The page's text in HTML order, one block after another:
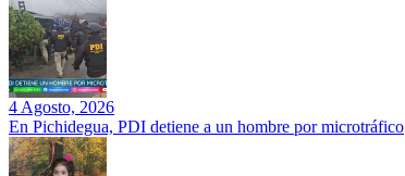
4 Agosto, 2026
En Pichidegua, PDI detiene a un hombre por microtráfico